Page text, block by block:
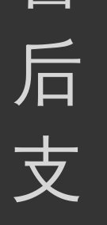
后
支